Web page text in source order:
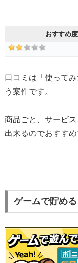
おすすめ度
口コミは「使って
う案件です。
商品ごと、サービ
出来るのでおすすめ
ゲームで貯める